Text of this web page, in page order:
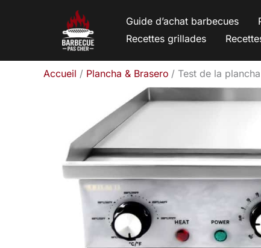
Guide d’achat barbecues
Recettes grillades
Accueil Plancha & Brasero Test de la